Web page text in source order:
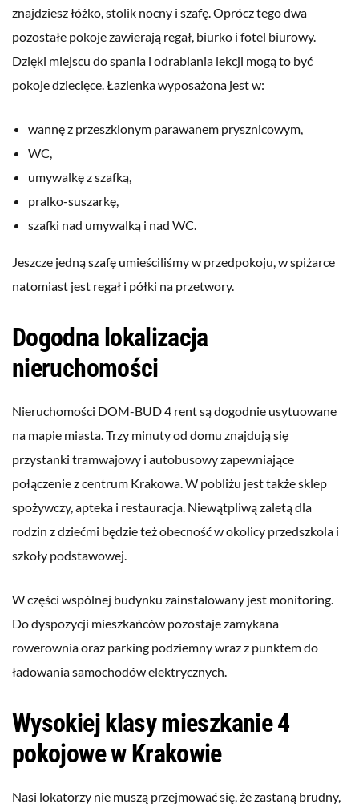
znajdziesz łóżko, stolik nocny i szafę. Oprócz tego dwa
pozostałe pokoje zawierają regał, biurko i fotel biurowy.
Dzięki miejscu do spania i odrabiania lekcji mogą to być
pokoje dziecięce. Łazienka wyposażona jest w:
wannę z przeszklonym parawanem prysznicowym,
WC,
umywalkę z szafką,
pralko-suszarkę,
szafki nad umywalką i nad WC.
Jeszcze jedną szafę umieściliśmy w przedpokoju, w spiżarce
natomiast jest regał i półki na przetwory.
Dogodna lokalizacja
nieruchomości
Nieruchomości DOM-BUD 4 rent są dogodnie usytuowane
na mapie miasta. Trzy minuty od domu znajdują się
przystanki tramwajowy i autobusowy zapewniające
połączenie z centrum Krakowa. W pobliżu jest także sklep
spożywczy, apteka i restauracja. Niewątpliwą zaletą dla
rodzin z dziećmi będzie też obecność w okolicy przedszkola i
szkoły podstawowej.
W części wspólnej budynku zainstalowany jest monitoring.
Do dyspozycji mieszkańców pozostaje zamykana
rowerownia oraz parking podziemny wraz z punktem do
ładowania samochodów elektrycznych.
Wysokiej klasy mieszkanie 4
pokojowe w Krakowie
Nasi lokatorzy nie muszą przejmować się, że zastaną brudny,